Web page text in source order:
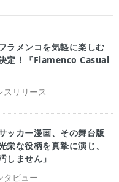
スリリース
ラメンコを気軽に楽しむ
定！『Flamenco Casual
タビュー
ッカー漫画、その舞台版
な役柄を真摯に演じ、
しません」